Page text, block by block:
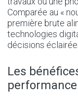
Comparée au «
première brute
technologies
décisions
Les